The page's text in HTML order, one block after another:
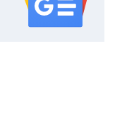
news